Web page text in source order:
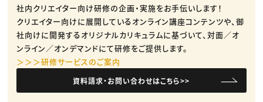
社内クリエイター向け研修の企画・実施をお手伝いします！
クリエイター向けに展開しているオンライン講座コンテンツや、御
社向けに開発するオリジナルカリキュラムに基づいて、対面／オ
ンライン／オンデマンドにて研修をご提供します。
＞＞＞研修サービスのご案内
資料請求・お問い合わせはこちら>>